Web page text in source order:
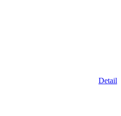
Detail